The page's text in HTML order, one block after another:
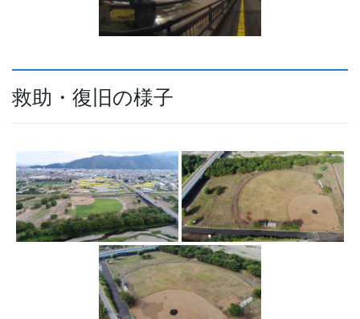
救助・復旧の様子